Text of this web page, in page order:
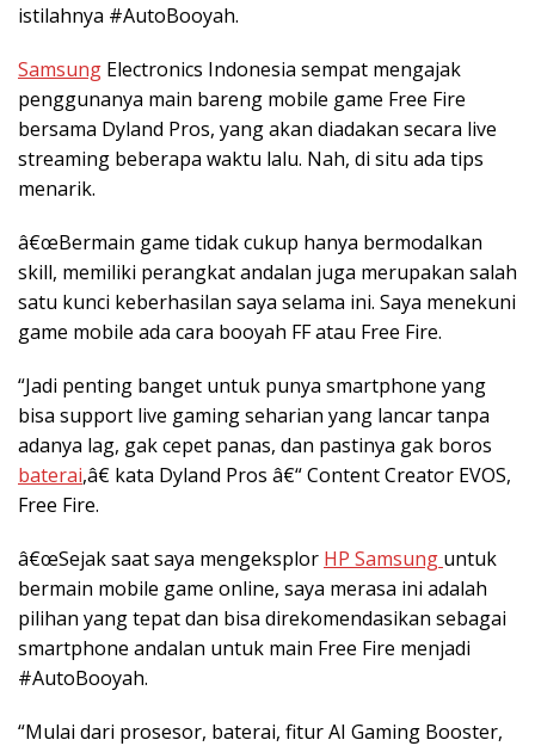
istilahnya #AutoBooyah.
Samsung Electronics Indonesia sempat mengajak
penggunanya main bareng mobile game Free Fire
bersama Dyland Pros, yang akan diadakan secara live
streaming beberapa waktu lalu. Nah, di situ ada tips
menarik.
â€œBermain game tidak cukup hanya bermodalkan
skill, memiliki perangkat andalan juga merupakan salah
satu kunci keberhasilan saya selama ini. Saya menekuni
game mobile ada cara booyah FF atau Free Fire.
“Jadi penting banget untuk punya smartphone yang
bisa support live gaming seharian yang lancar tanpa
adanya lag, gak cepet panas, dan pastinya gak boros
baterai,â€ kata Dyland Pros â€“ Content Creator EVOS,
Free Fire.
â€œSejak saat saya mengeksplor HP Samsung untuk
bermain mobile game online, saya merasa ini adalah
pilihan yang tepat dan bisa direkomendasikan sebagai
smartphone andalan untuk main Free Fire menjadi
#AutoBooyah.
“Mulai dari prosesor, baterai, fitur AI Gaming Booster,